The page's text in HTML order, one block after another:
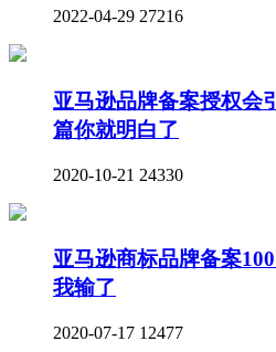
2022-04-29 27216
亚马逊品牌备案授权会
篇你就明白了
2020-10-21 24330
亚马逊商标品牌备案
我输了
2020-07-17 12477